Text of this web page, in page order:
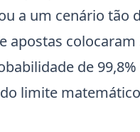
a um cenário tão
apostas colocaram
de 99,8%
limite